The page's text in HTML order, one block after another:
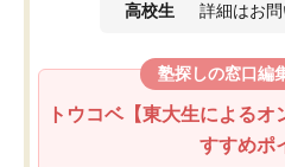
高校生 詳細はお
塾探しの窓口編
トウコベ【東大生による
すすめポ